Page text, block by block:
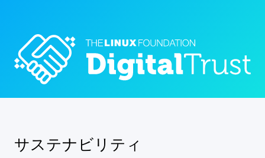
サステナビリティ